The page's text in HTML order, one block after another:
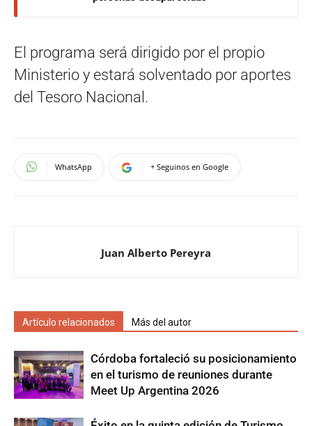
El programa será dirigido por el propio
Ministerio y estará solventado por aportes
del Tesoro Nacional.
WhatsApp + Seguinos en Google
Juan Alberto Pereyra
Artículo relacionados Más del autor
Córdoba fortaleció su posicionamiento
en el turismo de reuniones durante
Meet Up Argentina 2026